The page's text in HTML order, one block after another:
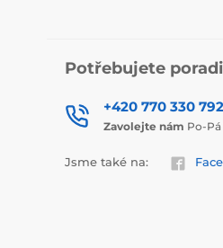
Potřebujete
+420 770 330 792
Zavolejte nám Po-Pá
Jsme také na: